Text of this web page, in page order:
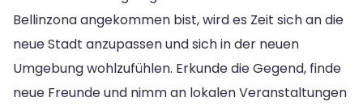
Bellinzona angekommen bist, wird es Zeit sich an die
neue Stadt anzupassen und sich in der neuen
Umgebung wohlzufühlen. Erkunde die Gegend, finde
neue Freunde und nimm an lokalen Veranstaltungen